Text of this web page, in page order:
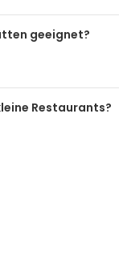
geeignet?
Restaurants?